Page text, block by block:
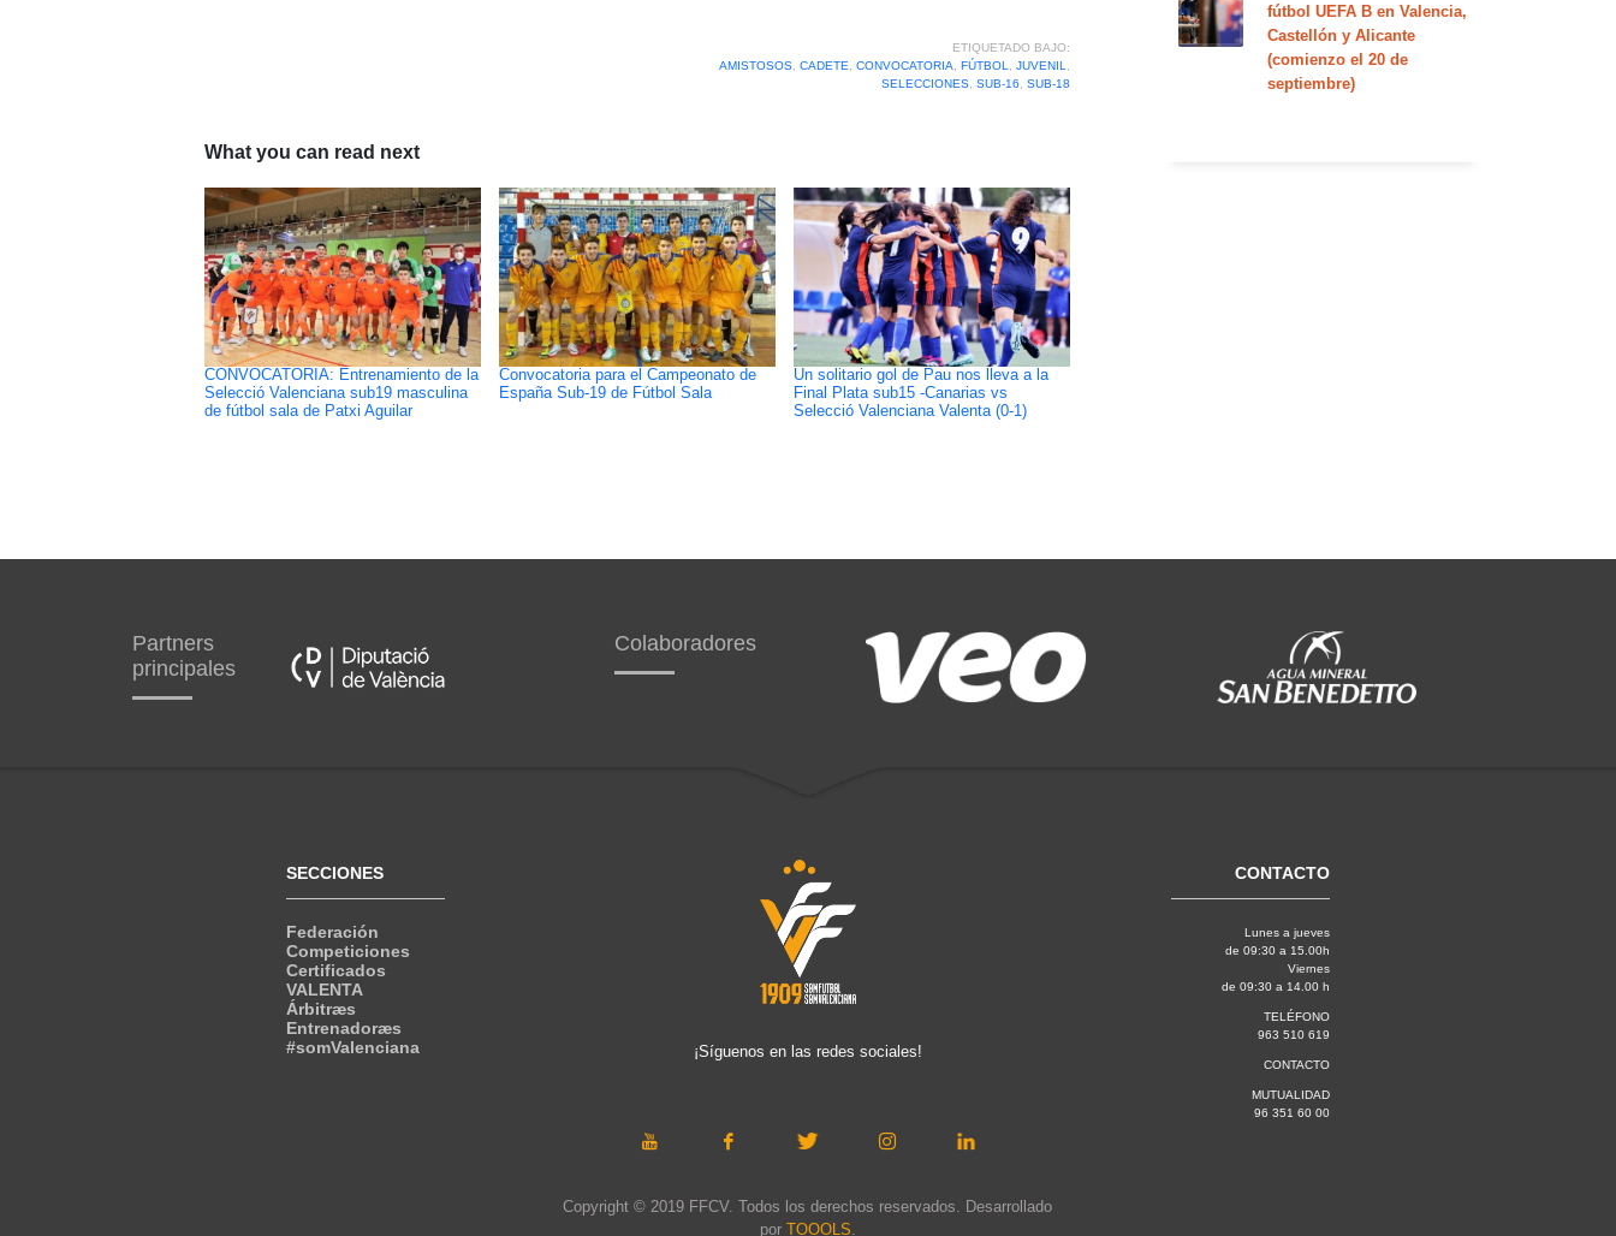
ETIQUETADO BAJO:
AMISTOSOS, CADETE CONVOCATORIA FÚTBOL JUVENIL
SELECCIONES, SUB-16 SUB-18
What you can read next
CONVOCATORIA: Entrenamiento de la
Selecció Valenciana sub19 masculina
de fútbol sala de Patxi Aguilar
Convocatoria para el Campeonato de
España Sub-19 de Fútbol Sala
Un solitario gol de Pau nos lleva a la
Final Plata sub15 -Canarias vs
Selecció Valenciana Valenta (0-1)
fútbol UEFA B en Valencia,
Castellón y Alicante
(comienzo el 20 de
septiembre)
Partners
principales
Colaboradores
SECCIONES
Federación
Competiciones
Certificados
VALENTA
Árbitræs
Entrenadoræs
#somValenciana
¡Síguenos en las redes sociales!
Copyright © 2019 FFCV. Todos los derechos reservados. Desarrollado
por TOOOLS.
CONTACTO
Lunes a jueves
de 09:30 a 15.00h
Viernes
de 09:30 a 14.00 h
TELÉFONO
963 510 619
CONTACTO
MUTUALIDAD
96 351 60 00